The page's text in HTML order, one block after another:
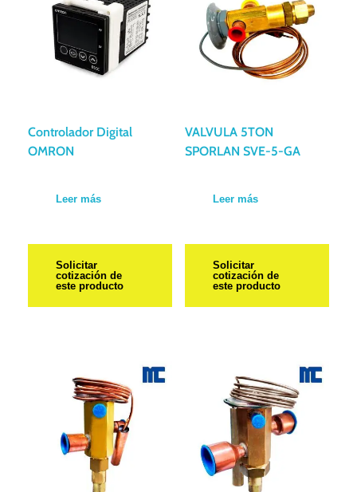
Controlador Digital
OMRON
Leer más
Solicitar
cotización de
este producto
VALVULA 5TON
SPORLAN SVE-5-GA
Leer más
Solicitar
cotización de
este producto